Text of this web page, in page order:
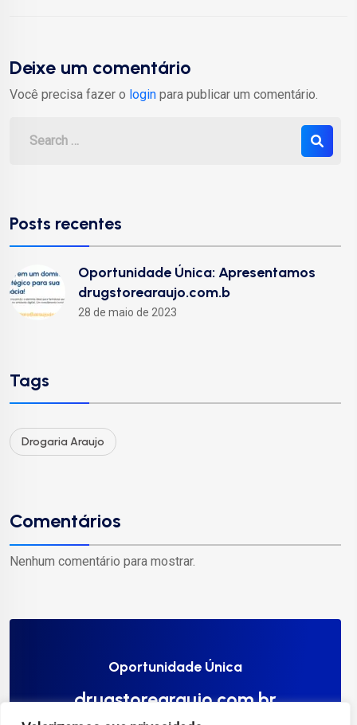
Deixe um comentário
Você precisa fazer o login para publicar um comentário.
Posts recentes
Oportunidade Única: Apresentamos
drugstorearaujo.com.b
28 de maio de 2023
Tags
Drogaria Araujo
Comentários
Nenhum comentário para mostrar.
Oportunidade Única
drugstorearaujo.com.br